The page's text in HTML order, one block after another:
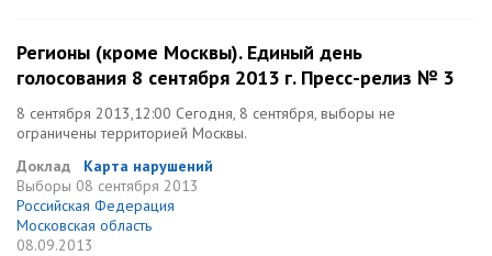
Регионы (кроме Москвы). Единый день
голосования 8 сентября 2013 г. Пресс-релиз № 3
8 сентября 2013,12:00 Сегодня, 8 сентября, выборы не
ограничены территорией Москвы.
Доклад
Карта нарушений
Выборы 08 сентября 2013
Российская Федерация
Московская область
08.09.2013